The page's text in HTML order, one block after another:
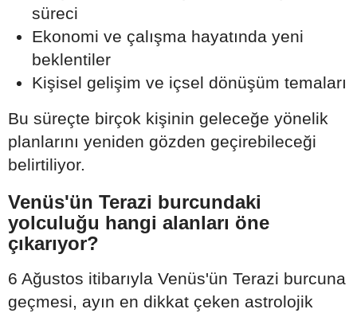
süreci
Ekonomi ve çalışma hayatında yeni
beklentiler
Kişisel gelişim ve içsel dönüşüm temaları
Bu süreçte birçok kişinin geleceğe yönelik
planlarını yeniden gözden geçirebileceği
belirtiliyor.
Venüs'ün Terazi burcundaki
yolculuğu hangi alanları öne
çıkarıyor?
6 Ağustos itibarıyla Venüs'ün Terazi burcuna
geçmesi, ayın en dikkat çeken astrolojik